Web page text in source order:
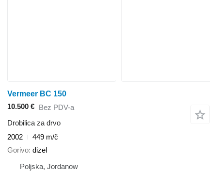
Vermeer BC 150
10.500 € Bez PDV-a
Drobilica za drvo
2002
449 m/č
Gorivo dizel
Poljska, Jordanow